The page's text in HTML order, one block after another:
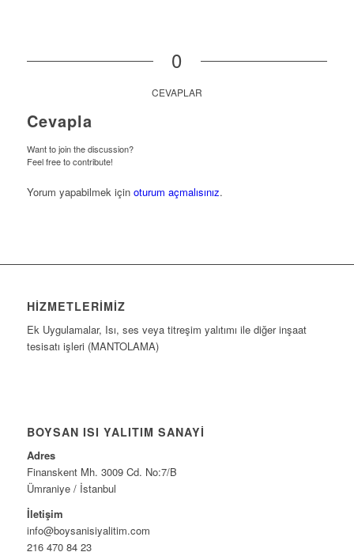
0
CEVAPLAR
Cevapla
Want to join the discussion?
Feel free to contribute!
Yorum yapabilmek için oturum açmalısınız.
HIZMETLERIMIZ
Ek Uygulamalar, Isı, ses veya titreşim yalıtımı ile diğer inşaat
tesisatı işleri (MANTOLAMA)
BOYSAN ISI YALITIM SANAYI
Adres
Finanskent Mh. 3009 Cd. No:7/B
Ümraniye / İstanbul
İletişim
info@boysanisiyalitim.com
216 470 84 23